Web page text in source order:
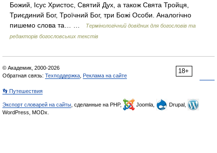
Божий, Ісус Христос, Святий Дух, а також Свята Тройця,
Триєдиний Бог, Троїчний Бог, три Божі Особи. Аналогічно
пишемо слова та… …
Термінологічний довідник для богословів та
редакторів богословських текстів
18+
© Академик, 2000-2026
Обратная связь: Техподдержка Реклама на сайте
👣 Путешествия
Экспорт словарей на сайты , сделанные на PHP, Joomla,
Drupal,
WordPress, MODx.